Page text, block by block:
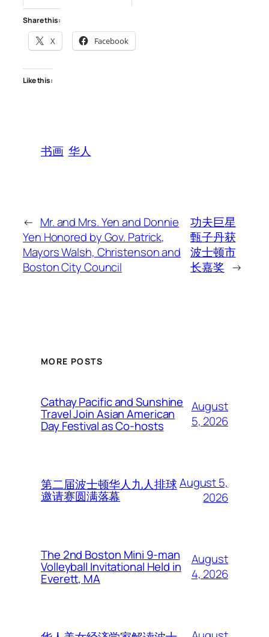
Share this:
X Facebook
Like this:
书画 华人
← Mr. and Mrs. Yen and Donnie
Yen Honored by Gov. Patrick,
Mayors Walsh, Christenson and
Boston City Council
功夫巨星
甄子丹获
波士顿市
长嘉奖 →
MORE POSTS
Cathay Pacific and Sunshine
Travel Join Asian American
Day Festival as Co-hosts
August
5, 2026
第二届波士顿华人九人排球
邀请赛圆满落幕
August 5,
2026
The 2nd Boston Mini 9-man
Volleyball Invitational Held in
Everett, MA
August
4, 2026